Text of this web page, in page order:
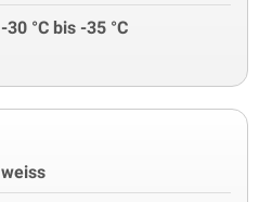
-30 °C bis -35 °C
weiss